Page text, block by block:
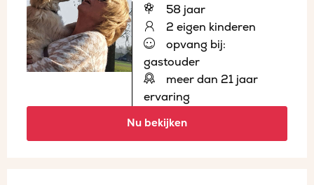
58 jaar
2 eigen kinderen
opvang bij:
gastouder
meer dan 21 jaar
ervaring
Nu bekijken